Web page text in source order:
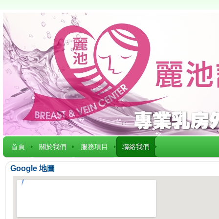
首頁 關於我們 服務項目 聯絡我們
Google 地圖